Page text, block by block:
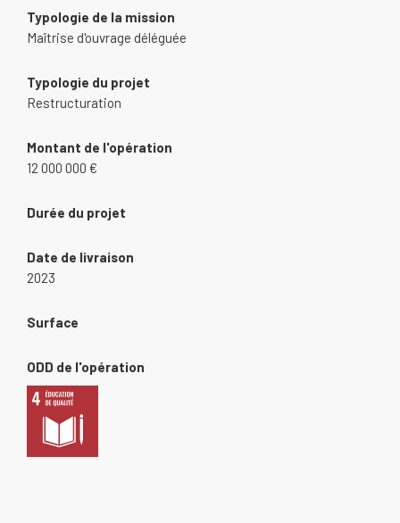
Typologie de la mission
Maîtrise d'ouvrage déléguée
Typologie du projet
Restructuration
Montant de l'opération
12 000 000 €
Durée du projet
Date de livraison
2023
Surface
ODD de l'opération